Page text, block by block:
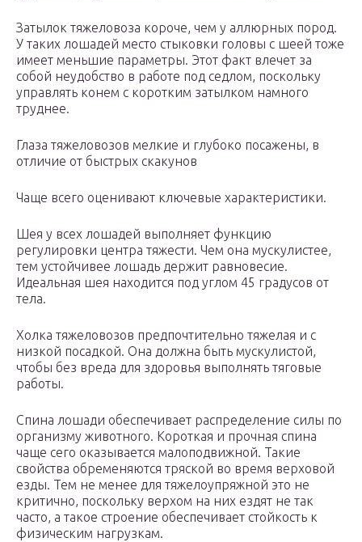
Затылок тяжеловоза короче, чем у аллюрных пород.
У таких лошадей место стыковки головы с шеей тоже
имеет меньшие параметры. Этот факт влечет за
собой неудобство в работе под седлом, поскольку
управлять конем с коротким затылком намного
труднее.
Глаза тяжеловозов мелкие и глубоко посажены, в
отличие от быстрых скакунов
Чаще всего оценивают ключевые характеристики.
Шея у всех лошадей выполняет функцию
регулировки центра тяжести. Чем она мускулистее,
тем устойчивее лошадь держит равновесие.
Идеальная шея находится под углом 45 градусов от
тела.
Холка тяжеловозов предпочтительно тяжелая и с
низкой посадкой. Она должна быть мускулистой,
чтобы без вреда для здоровья выполнять тяговые
работы.
Спина лошади обеспечивает распределение силы по
организму животного. Короткая и прочная спина
чаще сего оказывается малоподвижной. Такие
свойства обременяются тряской во время верховой
езды. Тем не менее для тяжелоупряжной это не
критично, поскольку верхом на них ездят не так
часто, а такое строение обеспечивает стойкость к
физическим нагрузкам.